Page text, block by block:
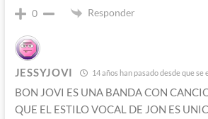
0 Responder
JESSYJOVI 14 años han pasado desde que se
BON JOVI ES UNA BANDA CON
QUE EL ESTILO VOCAL DE JON ES